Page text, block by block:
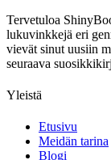
Tervetuloa
lukuvinkkejä eri
vievät sinut uusiin
seuraava
Yleistä
Etusivu
Meidän tarina
Blogi